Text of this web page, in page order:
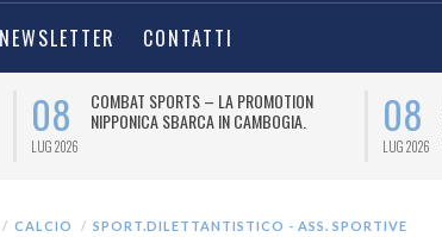
NEWSLETTER CONTATTI
08
LUG 2026
COMBAT SPORTS – LA PROMOTION
NIPPONICA SBARCA IN CAMBOGIA.
08
LUG 2026
CALCIO SPORT.DILETTANTISTICO - ASS. SPORTIVE